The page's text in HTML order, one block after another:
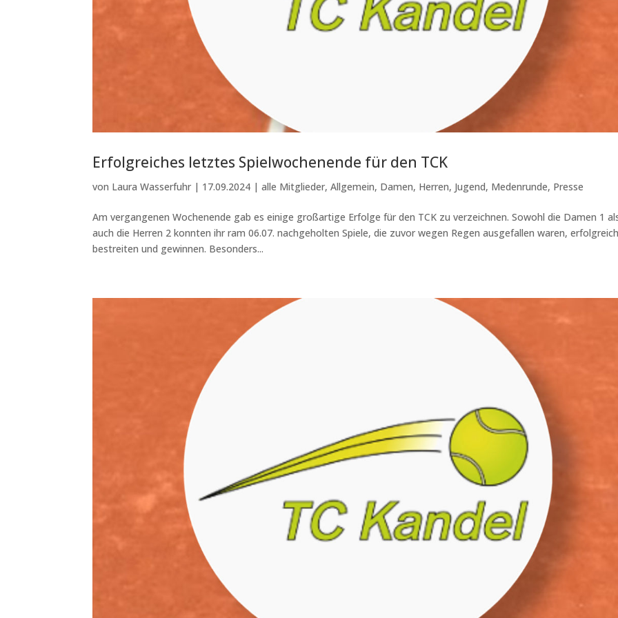
Erfolgreiches letztes Spielwochenende für den TCK
von Laura Wasserfuhr | 17.09.2024 |alle Mitglieder,Allgemein, Damen, Herren, Jugend, Medenrunde, Presse
Am vergangenen Wochenende gab es einige großartige Erfolge für den TCK zu verzeichnen. Sowohl die Damen 1
auch die Herren 2 konnten ihr ram 06.07. nachgeholten Spiele, die zuvor wegen Regen ausgefallen waren,
bestreiten und gewinnen. Besonders...